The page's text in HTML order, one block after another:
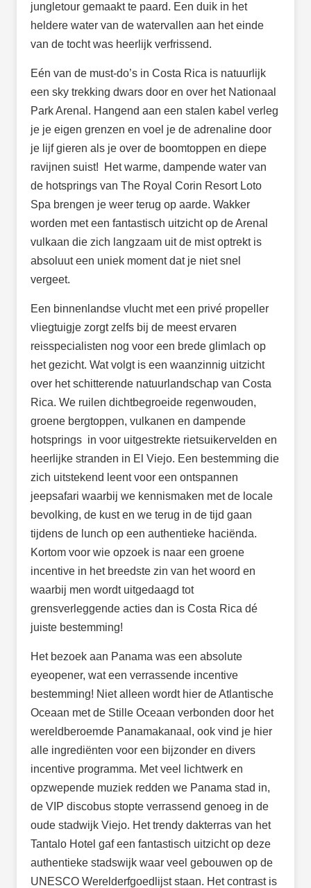
jungletour gemaakt te paard. Een duik in het
heldere water van de watervallen aan het einde
van de tocht was heerlijk verfrissend.
Eén van de must-do’s in Costa Rica is natuurlijk
een sky trekking dwars door en over het Nationaal
Park Arenal. Hangend aan een stalen kabel verleg
je je eigen grenzen en voel je de adrenaline door
je lijf gieren als je over de boomtoppen en diepe
ravijnen suist! Het warme, dampende water van
de hotsprings van The Royal Corin Resort Loto
Spa brengen je weer terug op aarde. Wakker
worden met een fantastisch uitzicht op de Arenal
vulkaan die zich langzaam uit de mist optrekt is
absoluut een uniek moment dat je niet snel
vergeet.
Een binnenlandse vlucht met een privé propeller
vliegtuigje zorgt zelfs bij de meest ervaren
reisspecialisten nog voor een brede glimlach op
het gezicht. Wat volgt is een waanzinnig uitzicht
over het schitterende natuurlandschap van Costa
Rica. We ruilen dichtbegroeide regenwouden,
groene bergtoppen, vulkanen en dampende
hotsprings in voor uitgestrekte rietsuikervelden en
heerlijke stranden in El Viejo. Een bestemming die
zich uitstekend leent voor een ontspannen
jeepsafari waarbij we kennismaken met de locale
bevolking, de kust en we terug in de tijd gaan
tijdens de lunch op een authentieke haciënda.
Kortom voor wie opzoek is naar een groene
incentive in het breedste zin van het woord en
waarbij men wordt uitgedaagd tot
grensverleggende acties dan is Costa Rica dé
juiste bestemming!
Het bezoek aan Panama was een absolute
eyeopener, wat een verrassende incentive
bestemming! Niet alleen wordt hier de Atlantische
Oceaan met de Stille Oceaan verbonden door het
wereldberoemde Panamakanaal, ook vind je hier
alle ingrediënten voor een bijzonder en divers
incentive programma. Met veel lichtwerk en
opzwepende muziek redden we Panama stad in,
de VIP discobus stopte verrassend genoeg in de
oude stadwijk Viejo. Het trendy dakterras van het
Tantalo Hotel gaf een fantastisch uitzicht op deze
authentieke stadswijk waar veel gebouwen op de
UNESCO Werelderfgoedlijst staan. Het contrast is